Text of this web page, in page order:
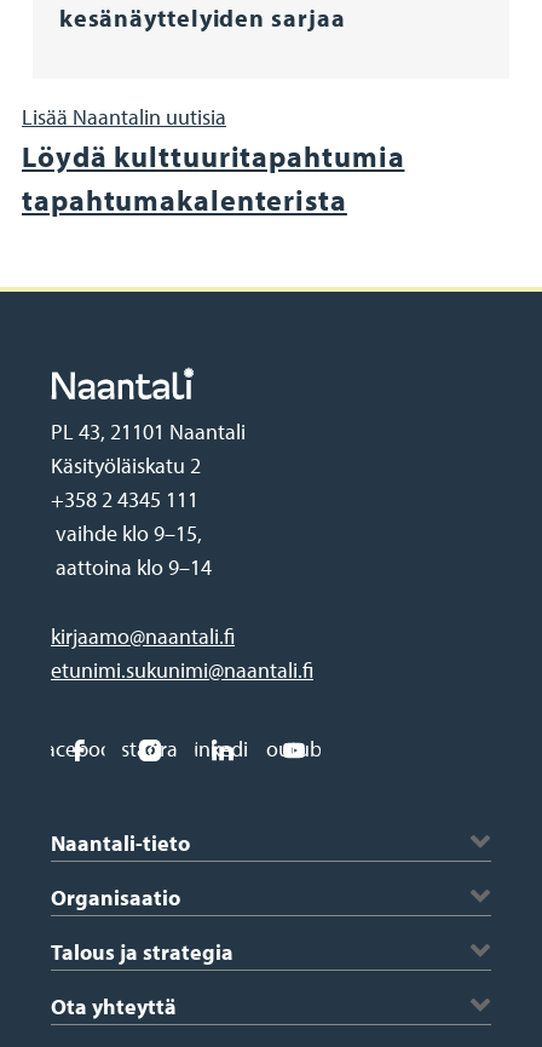
kesänäyttelyiden sarjaa
Lisää Naantalin uutisia
Löydä kulttuuritapahtumia
tapahtumakalenterista
PL 43, 21101 Naantali
Käsityöläiskatu 2
+358 2 4345 111
vaihde klo 9–15,
aattoina klo 9–14
kirjaamo@naantali.fi
etunimi.sukunimi@naantali.fi
Naantali-tieto
Historia ja vaakuna
Kartta
Saaristo
Nasta-lehti
Organisaatio
Kaupungin johto
Konserniyhtiöt ja kuntayhtymät
Viestintä
Talous ja strategia
Avustukset ja tapahtumatuki
Hankinnat
Ota yhteyttä
Social
FacebookInstagramLinkedin Youtube